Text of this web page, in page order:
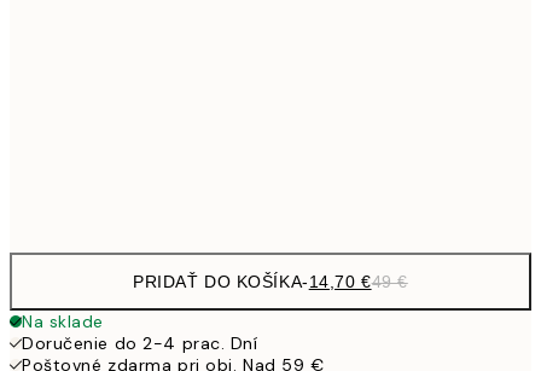
PRIDAŤ DO KOŠÍKA-14,70 €49 €
Na sklade
Doručenie do 2-4 prac. Dní
Poštovné zdarma pri obj. Nad 59 €